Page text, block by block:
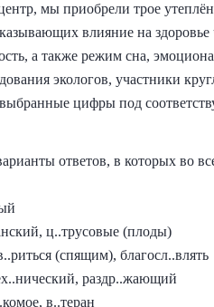
мы приобрели трое
влияние на
а также режим сна,
экологов, участники
цифры под
ответов, в которых во
ц..трусовые (плоды)
(спящим), благосл..влять
раздр..жающий
в..теран